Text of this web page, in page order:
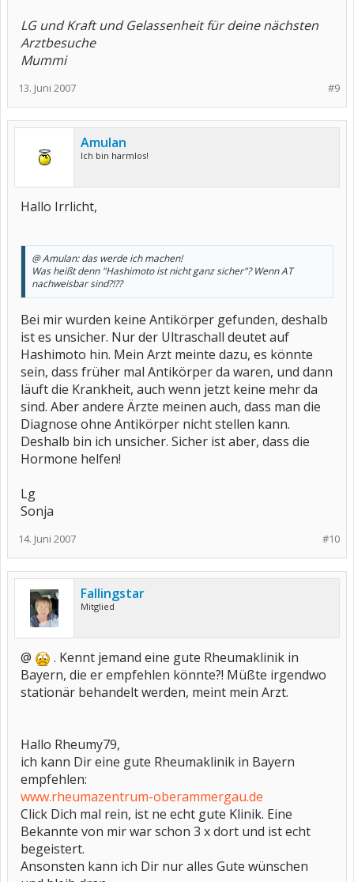
LG und Kraft und Gelassenheit für deine nächsten
Arztbesuche
Mummi
#9
13. Juni 2007
Amulan
Ich bin harmlos!
Hallo Irrlicht,
@ Amulan: das werde ich machen!
Was heißt denn "Hashimoto ist nicht ganz sicher"? Wenn AT
nachweisbar sind?!??
Bei mir wurden keine Antikörper gefunden, deshalb
ist es unsicher. Nur der Ultraschall deutet auf
Hashimoto hin. Mein Arzt meinte dazu, es könnte
sein, dass früher mal Antikörper da waren, und dann
läuft die Krankheit, auch wenn jetzt keine mehr da
sind. Aber andere Ärzte meinen auch, dass man die
Diagnose ohne Antikörper nicht stellen kann.
Deshalb bin ich unsicher. Sicher ist aber, dass die
Hormone helfen!
Lg
Sonja
#10
14. Juni 2007
Fallingstar
Mitglied
@
. Kennt jemand eine gute Rheumaklinik in
Bayern, die er empfehlen könnte?! Müßte irgendwo
stationär behandelt werden, meint mein Arzt.
Hallo Rheumy79,
ich kann Dir eine gute Rheumaklinik in Bayern
empfehlen:
www.rheumazentrum-oberammergau.de
Click Dich mal rein, ist ne echt gute Klinik. Eine
Bekannte von mir war schon 3 x dort und ist echt
begeistert.
Ansonsten kann ich Dir nur alles Gute wünschen